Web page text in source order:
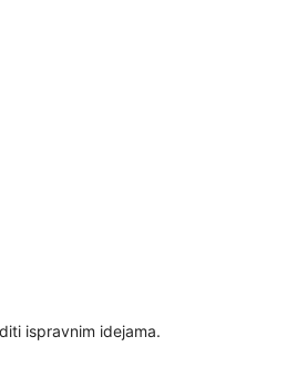
ispravnim idejama.